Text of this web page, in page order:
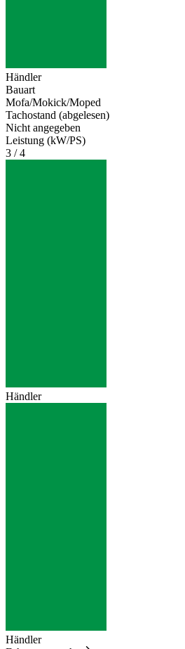
Händler
Bauart
Mofa/Mokick/Moped
Tachostand (abgelesen)
Nicht angegeben
Leistung (kW/PS)
3 / 4
Händler
Händler